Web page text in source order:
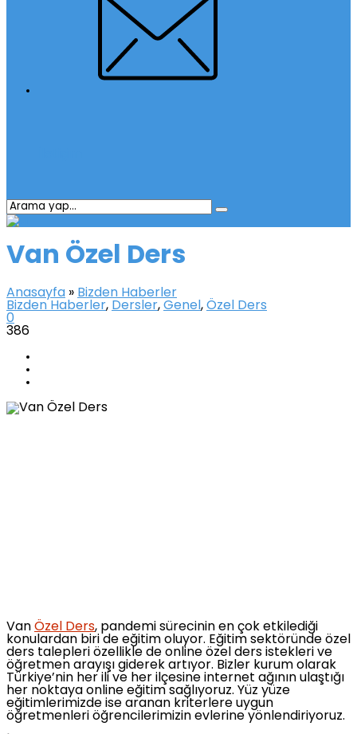
Van Özel Ders
Anasayfa » Bizden Haberler
Bizden Haberler, Dersler, Genel , Özel Ders
0
386
Van Özel Ders, pandemi sürecinin en çok etkilediği
konulardan biri de eğitim oluyor. Eğitim sektöründe özel
ders talepleri özellikle de online özel ders istekleri ve
öğretmen arayışı giderek artıyor. Bizler kurum olarak
Türkiye’nin her ili ve her ilçesine internet ağının ulaştığı
her noktaya online eğitim sağlıyoruz. Yüz yüze
eğitimlerimizde ise aranan kriterlere uygun
öğretmenleri öğrencilerimizin evlerine yönlendiriyoruz.